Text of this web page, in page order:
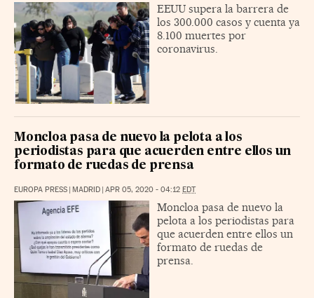
EEUU supera la barrera de
los 300.000 casos y cuenta ya
8.100 muertes por
coronavirus.
Moncloa pasa de nuevo la pelota a los
periodistas para que acuerden entre ellos un
formato de ruedas de prensa
EUROPA PRESS MADRID APR 05, 2020 - 04:12 EDT
Moncloa pasa de nuevo la
pelota a los periodistas para
que acuerden entre ellos un
formato de ruedas de
prensa.